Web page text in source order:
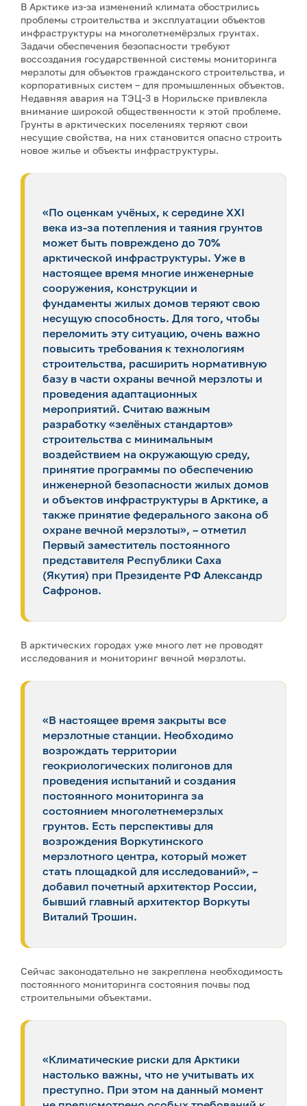
В Арктике из-за изменений климата обострились
проблемы строительства и эксплуатации объектов
инфраструктуры на многолетнемёрзлых грунтах.
Задачи обеспечения безопасности требуют
воссоздания государственной системы мониторинга
мерзлоты для объектов гражданского строительства, и
корпоративных систем – для промышленных объектов.
Недавняя авария на ТЭЦ-3 в Норильске привлекла
внимание широкой общественности к этой проблеме.
Грунты в арктических поселениях теряют свои
несущие свойства, на них становится опасно строить
новое жилье и объекты инфраструктуры.
«По оценкам учёных, к середине XXI
века из-за потепления и таяния грунтов
может быть повреждено до 70%
арктической инфраструктуры. Уже в
настоящее время многие инженерные
сооружения, конструкции и
фундаменты жилых домов теряют свою
несущую способность. Для того, чтобы
переломить эту ситуацию, очень важно
повысить требования к технологиям
строительства, расширить нормативную
базу в части охраны вечной мерзлоты и
проведения адаптационных
мероприятий. Считаю важным
разработку «зелёных стандартов»
строительства с минимальным
воздействием на окружающую среду,
принятие программы по обеспечению
инженерной безопасности жилых домов
и объектов инфраструктуры в Арктике, а
также принятие федерального закона об
охране вечной мерзлоты», – отметил
Первый заместитель постоянного
представителя Республики Саха
(Якутия) при Президенте РФ Александр
Сафронов.
В арктических городах уже много лет не проводят
исследования и мониторинг вечной мерзлоты.
«В настоящее время закрыты все
мерзлотные станции. Необходимо
возрождать территории
геокриологических полигонов для
проведения испытаний и создания
постоянного мониторинга за
состоянием многолетнемерзлых
грунтов. Есть перспективы для
возрождения Воркутинского
мерзлотного центра, который может
стать площадкой для исследований», –
добавил почетный архитектор России,
бывший главный архитектор Воркуты
Виталий Трошин.
Сейчас законодательно не закреплена необходимость
постоянного мониторинга состояния почвы под
строительными объектами.
«Климатические риски для Арктики
настолько важны, что не учитывать их
преступно. При этом на данный момент